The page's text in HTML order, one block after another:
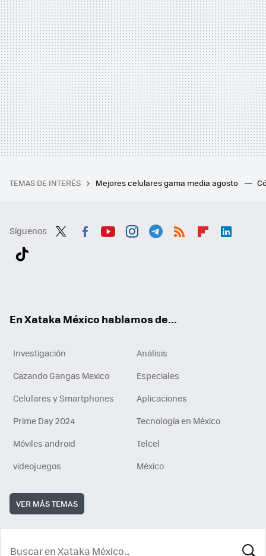
TEMAS DE INTERÉS Mejores celulares gama media agosto
Síguenos
En Xataka México hablamos de...
Investigación
Análisis
Cazando Gangas Mexico
Especiales
Celulares y Smartphones
Aplicaciones
Prime Day 2024
Tecnología en México
Móviles android
Telcel
videojuegos
México
VER MÁS TEMAS